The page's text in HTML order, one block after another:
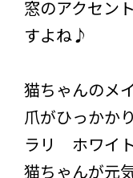
窓のアクセン
すよね♪
猫ちゃんのメ
爪がひっかか
ラリ ホワイ
猫ちゃんが元